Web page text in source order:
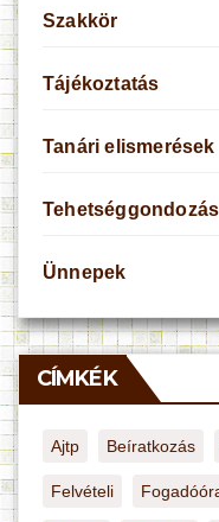
Szakkör
Tájékoztatás
Tanári elismerések
Tehetséggondozás
Ünnepek
CÍMKÉK
Ajtp Beíratkozás
Felvételi